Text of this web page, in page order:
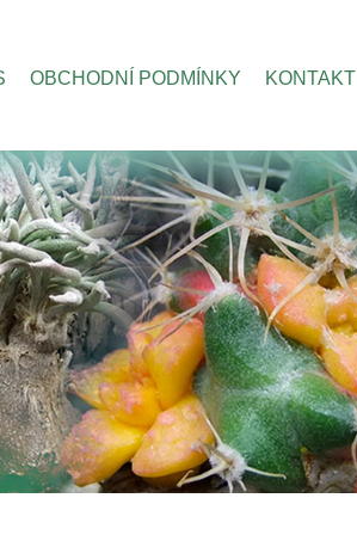
OBCHODNÍ PODMÍNKY KONTAKT